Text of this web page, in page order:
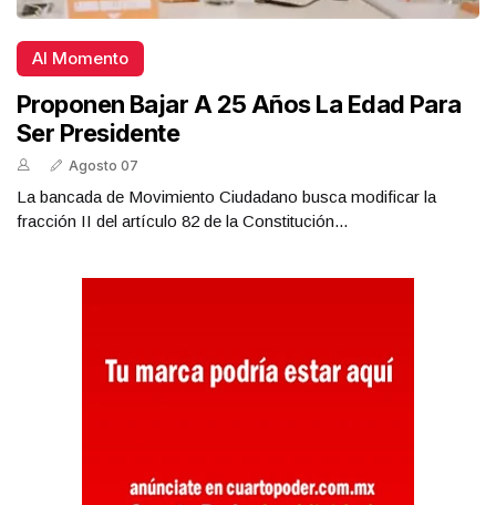
Al Momento
Proponen Bajar A 25 Años La Edad Para
Ser Presidente
Agosto 07
La bancada de Movimiento Ciudadano busca modificar la
fracción II del artículo 82 de la Constitución...